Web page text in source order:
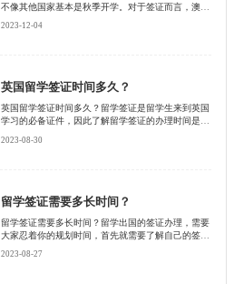
不像其他国家基本是秋季开学。对于签证而言，澳大
2023-12-04
英国留学签证时间多久？
英国留学签证时间多久？留学签证是留学生来到英国
学习的必备证件，因此了解留学签证的办理时间是非
2023-08-30
留学签证需要多长时间？
留学签证需要多长时间？留学出国的签证办理，需要
大家忍着你的规划时间，首先就需要了解自己的签证
审核大概需要多长的时间。接下来和启德小编来看看
2023-08-27